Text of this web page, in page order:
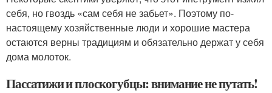
себя, но гвоздь «сам себя не забьет». Поэтому по-
настоящему хозяйственные люди и хорошие мастера
остаются верны традициям и обязательно держат у себя
дома молоток.
Пассатижи и плоскогубцы: внимание не путать!